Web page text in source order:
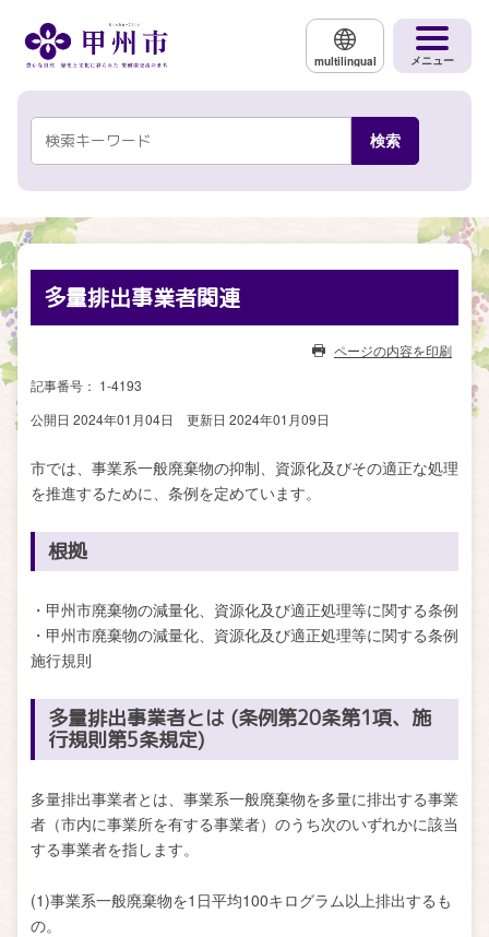
multilingual メニュー
多量排出事業者関連
ページの内容を印刷
記事番号： 1-4193
公開日 2024年01月04日
更新日 2024年01月09日
市では、事業系一般廃棄物の抑制、資源化及びその適正な処理
を推進するために、条例を定めています。
根拠
・甲州市廃棄物の減量化、資源化及び適正処理等に関する条例
・甲州市廃棄物の減量化、資源化及び適正処理等に関する条例
施行規則
多量排出事業者とは (条例第20条第1項、施
行規則第5条規定)
多量排出事業者とは、事業系一般廃棄物を多量に排出する事業
者（市内に事業所を有する事業者）のうち次のいずれかに該当
する事業者を指します。
(1)事業系一般廃棄物を1日平均100キログラム以上排出するも
の。